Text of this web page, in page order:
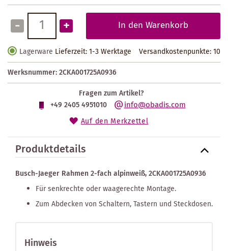
- + In den Warenkorb
Lagerware Lieferzeit: 1-3 Werktage Versandkostenpunkte:10
Werksnummer:2CKA001725A0936
Fragen zum Artikel?
+49 2405 4951010
info@obadis.com
Auf den Merkzettel
Produktdetails
Busch-Jaeger Rahmen 2-fach alpinweiß, 2CKA001725A0936
Für senkrechte oder waagerechte Montage.
Zum Abdecken von Schaltern, Tastern und Steckdosen.
Hinweis